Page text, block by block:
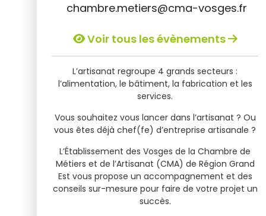
chambre.metiers@cma-vosges.fr
Voir tous les évènements
L’artisanat regroupe 4 grands secteurs :
l’alimentation, le bâtiment, la fabrication et les
services.
Vous souhaitez vous lancer dans l’artisanat ? Ou
vous êtes déjà chef(fe) d’entreprise artisanale ?
L’Établissement des Vosges de la Chambre de
Métiers et de l’Artisanat (CMA) de Région Grand
Est vous propose un accompagnement et des
conseils sur-mesure pour faire de votre projet un
succès.